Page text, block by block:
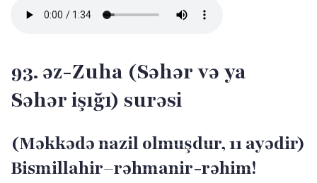
93. əz-Zuha (Səhər və ya
Səhər işığı) surəsi
(Məkkədə nazil olmuşdur, 11 ayədir)
Bismillahir–rəhmanir-rəhim!